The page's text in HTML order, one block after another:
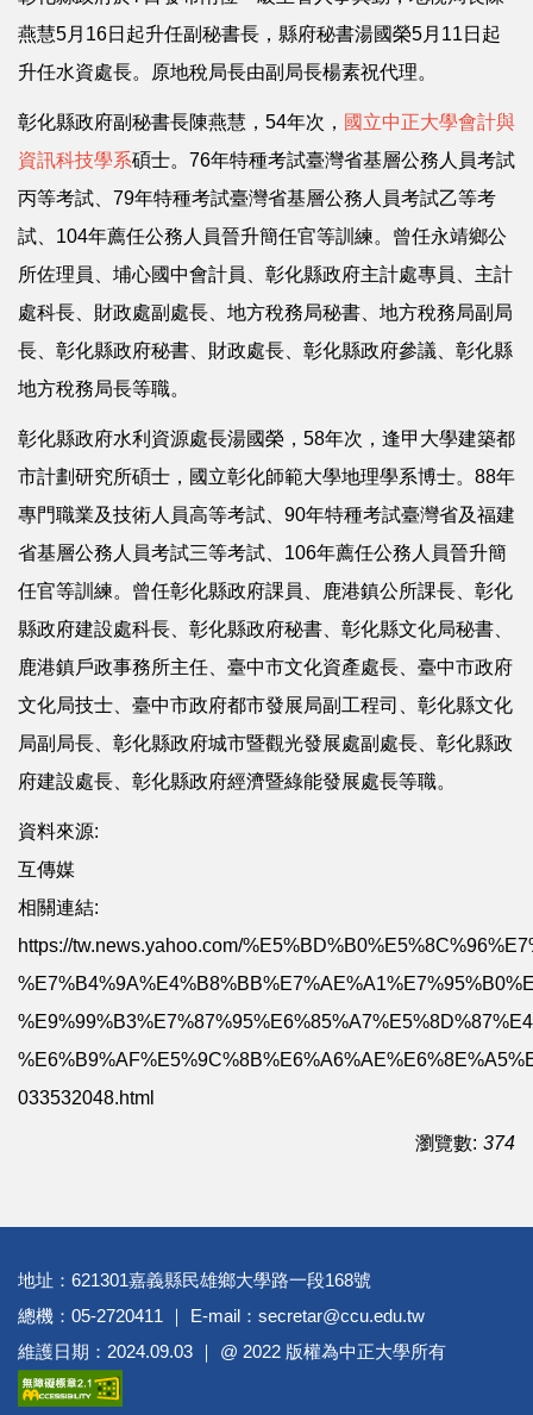
燕慧5月16日起升任副秘書長，縣府秘書湯國榮5月11日起
升任水資處長。原地稅局長由副局長楊素祝代理。
彰化縣政府副秘書長陳燕慧，54年次， 國立中正大學會計與
資訊科技學系碩士。76年特種考試臺灣省基層公務人員考試
丙等考試、79年特種考試臺灣省基層公務人員考試乙等考
試、104年薦任公務人員晉升簡任官等訓練。曾任永靖鄉公
所佐理員、埔心國中會計員、彰化縣政府主計處專員、主計
處科長、財政處副處長、地方稅務局秘書、地方稅務局副局
長、彰化縣政府秘書、財政處長、彰化縣政府參議、彰化縣
地方稅務局長等職。
彰化縣政府水利資源處長湯國榮，58年次，逢甲大學建築都
市計劃研究所碩士，國立彰化師範大學地理學系博士。88年
專門職業及技術人員高等考試、90年特種考試臺灣省及福建
省基層公務人員考試三等考試、106年薦任公務人員晉升簡
任官等訓練。曾任彰化縣政府課員、鹿港鎮公所課長、彰化
縣政府建設處科長、彰化縣政府秘書、彰化縣文化局秘書、
鹿港鎮戶政事務所主任、臺中市文化資產處長、臺中市政府
文化局技士、臺中市政府都市發展局副工程司、彰化縣文化
局副局長、彰化縣政府城市暨觀光發展處副處長、彰化縣政
府建設處長、彰化縣政府經濟暨綠能發展處長等職。
資料來源:
互傳媒
相關連結:
https://tw.news.yahoo.com/
033532048.html
瀏覽數: 374
地址：621301嘉義縣民雄鄉大學路一段168號
總機：05-2720411 ｜ E-mail：secretar@ccu.edu.tw
維護日期：2024.09.03 ｜ @ 2022 版權為中正大學所有